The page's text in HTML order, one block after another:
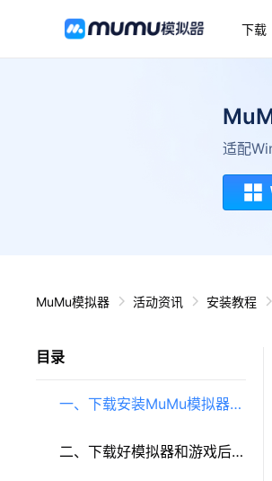
下载
适配
MuMu模拟器 活动资讯 安装教程
目录
一、下载安装MuMu模拟器和
《崩溃的打工人》
二、下载好模拟器和游戏后